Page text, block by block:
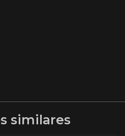
similares